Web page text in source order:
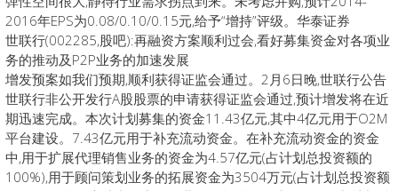
2016年EPS为0.08/0.10/0.15元,给予“增持”评级。华泰证券
世联行(002285,股吧):再融资方案顺利过会,看好募集资金对各项业
务的推动及P2P业务的加速发展
增发预案如我们预期,顺利获得证监会通过。2月6日晚,世联行公告
世联行非公开发行A股股票的申请获得证监会通过,预计增发将在近
期迅速完成。本次计划募集的资金11.43亿元,其中4亿元用于O2M
平台建设。7.43亿元用于补充流动资金。在补充流动资金的资金
中,用于扩展代理销售业务的资金为4.57亿元(占计划总投资额的
100%),用于顾问策划业务的拓展资金为3504万元(占计划总投资额